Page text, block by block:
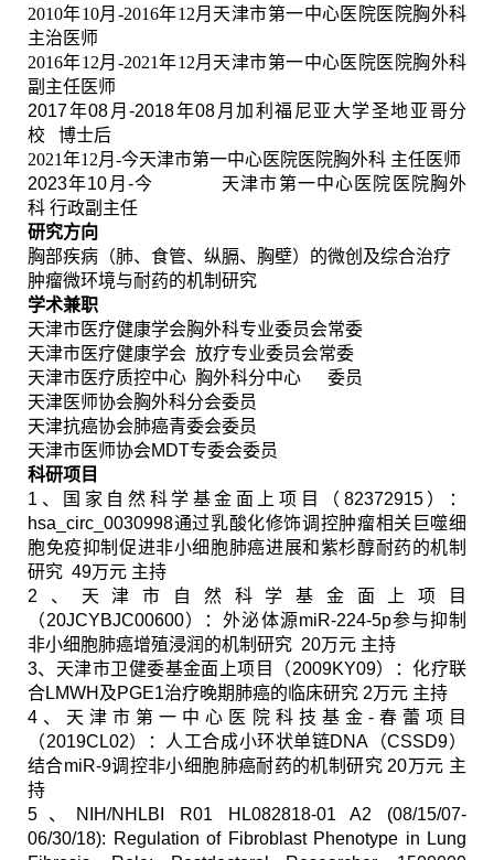
2010年10月 -2016年12月 天津市第一中心医院医院胸外科
主治医师
2016年12月 -2021年12月 天津市第一中心医院医院胸外科
副主任医师
2017年08 月-2018年08 月加利福尼亚大学圣地亚哥分
校 博士后
2021年12月 -今天津市第一中心医院医院胸外科 主任医师
2023年10 月 -今 天津市第一中心医院医院胸外
科 行政副主任
研究方向
胸部疾病（肺、食管、纵膈、胸壁）的微创及综合治疗
肿瘤微环境与耐药的机制研究
学术兼职
天津市医疗健康学会胸外科专业委员会常委
天津市医疗健康学会 放疗专业委员会常委
天津市医疗质控中心 胸外科分中心 委员
天津医师协会胸外科分会委员
天津抗癌协会肺癌青委会委员
天津市医师协会MDT专委会委员
科研项目
1 、国家自然科学基金面上项目（ 82372915）：
hsa_circ_0030998通过乳酸化修饰调控肿瘤相关巨噬细
胞免疫抑制促进非小细胞肺癌进展和紫杉醇耐药的机制
研究 49万元 主持
2 、天津市自然科学基金面上项目
（20JCYBJC00600）：外泌体源miR-224-5p参与抑制
非小细胞肺癌增殖浸润的机制研究 20万元 主持
3、天津市卫健委基金面上项目（2009KY09）：化疗联
合LMWH 及PGE1治疗晚期肺癌的临床研究 2万元 主持
4 、天津市第一中心医院科技基金 -春蕾项目
（2019CL02）：人工合成小环状单链DNA （CSSD9）
结合miR-9调控非小细胞肺癌耐药的机制研究 20万元 主
持
5 、 NIH/NHLBI R01 HL082818-01 A2 (08/15/07-
06/30/18): Regulation of Fibroblast Phenotype in Lung